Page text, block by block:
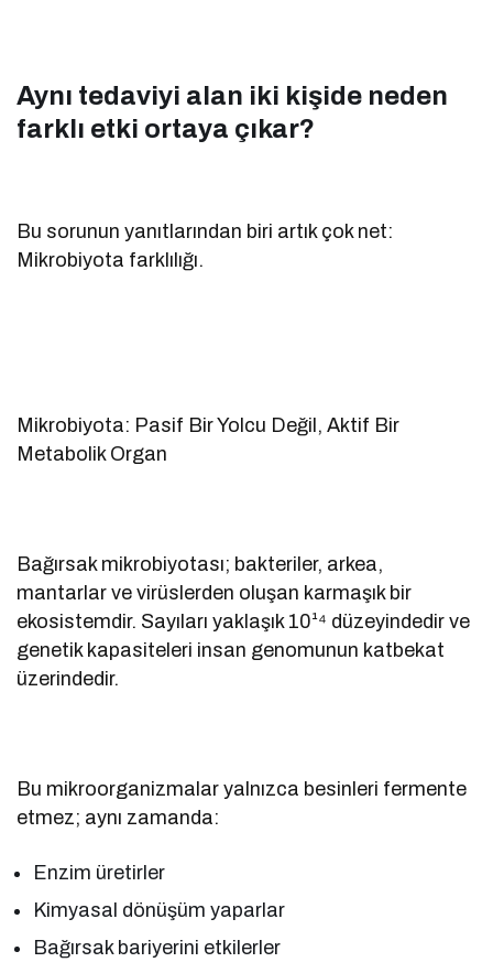
Aynı tedaviyi alan iki kişide neden
farklı etki ortaya çıkar?
Bu sorunun yanıtlarından biri artık çok net:
Mikrobiyota farklılığı.
Mikrobiyota: Pasif Bir Yolcu Değil, Aktif Bir
Metabolik Organ
Bağırsak mikrobiyotası; bakteriler, arkea,
mantarlar ve virüslerden oluşan karmaşık bir
ekosistemdir. Sayıları yaklaşık 10¹⁴ düzeyindedir ve
genetik kapasiteleri insan genomunun katbekat
üzerindedir.
Bu mikroorganizmalar yalnızca besinleri fermente
etmez; aynı zamanda:
Enzim üretirler
Kimyasal dönüşüm yaparlar
Bağırsak bariyerini etkilerler